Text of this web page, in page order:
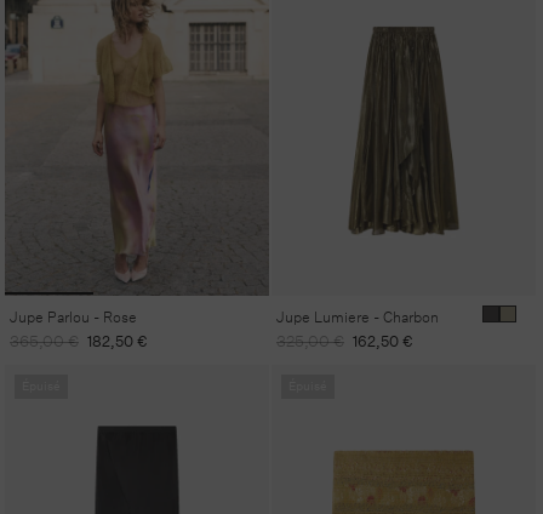
Jupe Parlou - Rose
Prix
365,00 € Prix
182,50 €
Jupe Lumiere - Charbon
Prix
325,00 € Prix
162,50 €